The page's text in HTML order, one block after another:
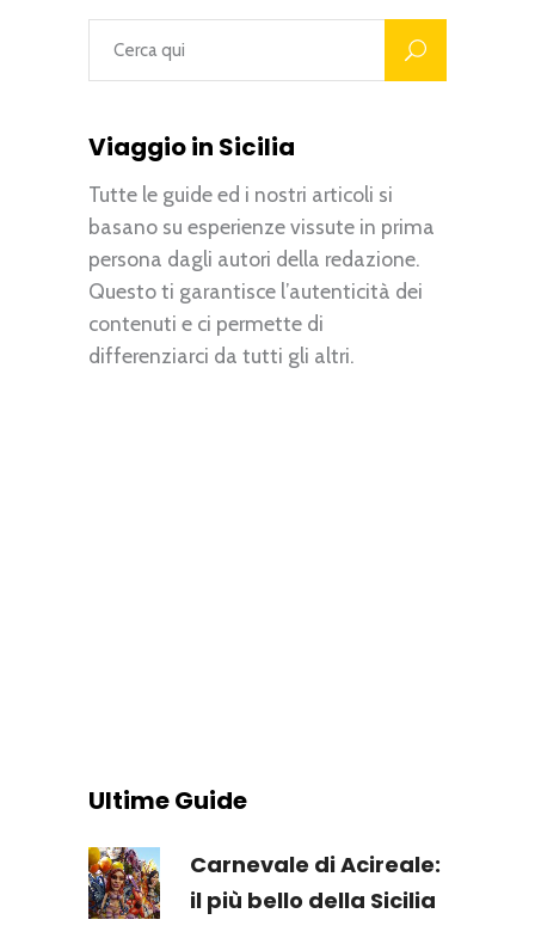
Viaggio in Sicilia
Tutte le guide ed i nostri articoli si
basano su esperienze vissute in prima
persona dagli autori della redazione.
Questo ti garantisce l’autenticità dei
contenuti e ci permette di
differenziarci da tutti gli altri.
Ultime Guide
Carnevale di Acireale:
il più bello della Sicilia